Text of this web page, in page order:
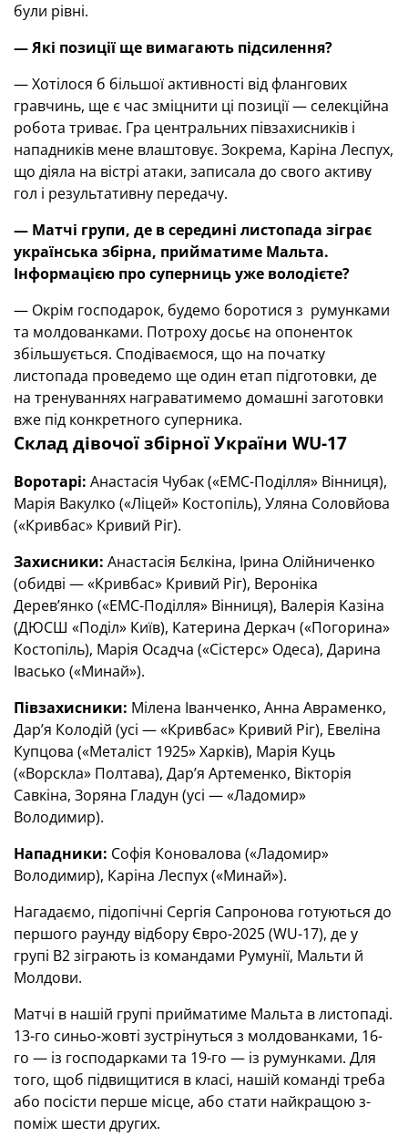
були рівні.
— Які позиції ще вимагають підсилення?
— Хотілося б більшої активності від флангових
гравчинь, ще є час зміцнити ці позиції — селекційна
робота триває. Гра центральних півзахисників і
нападників мене влаштовує. Зокрема, Каріна Леспух,
що діяла на вістрі атаки, записала до свого активу
гол і результативну передачу.
— Матчі групи, де в середині листопада зіграє
українська збірна, прийматиме Мальта.
Інформацією про суперниць уже володієте?
— Окрім господарок, будемо боротися з румунками
та молдованками. Потроху досьє на опоненток
збільшується. Сподіваємося, що на початку
листопада проведемо ще один етап підготовки, де
на тренуваннях награватимемо домашні заготовки
вже під конкретного суперника.
Склад дівочої збірної України WU-17
Воротарі: Анастасія Чубак («ЕМС-Поділля» Вінниця),
Марія Вакулко («Ліцей» Костопіль), Уляна Соловйова
(«Кривбас» Кривий Ріг).
Захисники: Анастасія Бєлкіна, Ірина Олійниченко
(обидві — «Кривбас» Кривий Ріг), Вероніка
Дерев’янко («ЕМС-Поділля» Вінниця), Валерія Казіна
(ДЮСШ «Поділ» Київ), Катерина Деркач («Погорина»
Костопіль), Марія Осадча («Сістерс» Одеса), Дарина
Івасько («Минай»).
Півзахисники: Мілена Іванченко, Анна Авраменко,
Дар’я Колодій (усі — «Кривбас» Кривий Ріг), Евеліна
Купцова («Металіст 1925» Харків), Марія Куць
(«Ворскла» Полтава), Дар’я Артеменко, Вікторія
Савкіна, Зоряна Гладун (усі — «Ладомир»
Володимир).
Нападники: Софія Коновалова («Ладомир»
Володимир), Каріна Леспух («Минай»).
Нагадаємо, підопічні Сергія Сапронова готуються до
першого раунду відбору Євро-2025 (WU-17), де у
групі В2 зіграють із командами Румунії, Мальти й
Молдови.
Матчі в нашій групі прийматиме Мальта в листопаді.
13-го синьо-жовті зустрінуться з молдованками, 16-
го — із господарками та 19-го — із румунками. Для
того, щоб підвищитися в класі, нашій команді треба
або посісти перше місце, або стати найкращою з-
поміж шести других.